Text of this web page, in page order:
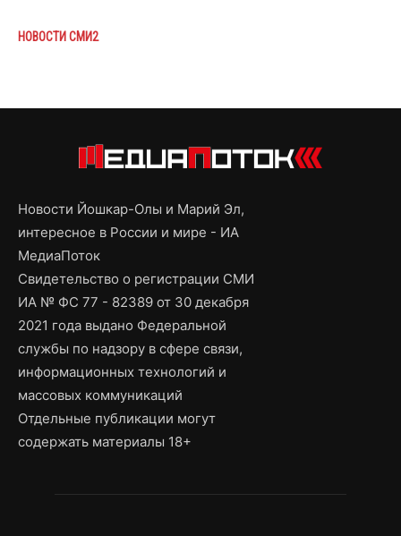
НОВОСТИ СМИ2
Новости Йошкар-Олы и Марий Эл,
интересное в России и мире - ИА
МедиаПоток
Свидетельство о регистрации СМИ
ИА № ФС 77 - 82389 от 30 декабря
2021 года выдано Федеральной
службы по надзору в сфере связи,
информационных технологий и
массовых коммуникаций
Отдельные публикации могут
содержать материалы 18+